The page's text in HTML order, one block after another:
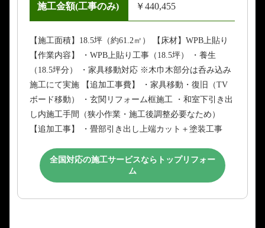
施工金額(工事のみ) ￥440,455
【施工面積】18.5坪（約61.2㎡） 【床材】WPB上貼り
【作業内容】 ・WPB上貼り工事（18.5坪） ・養生
（18.5坪分） ・家具移動対応 ※木巾木部分は呑み込み
施工にて実施 【追加工事費】 ・家具移動・復旧（TV
ボード移動） ・玄関リフォーム框施工 ・和室下引き出
し内施工手間（狭小作業・施工後調整必要なため）
【追加工事】 ・畳部引き出し上端カット＋塗装工事
全国対応の施工サービスならトップリフォー
ム